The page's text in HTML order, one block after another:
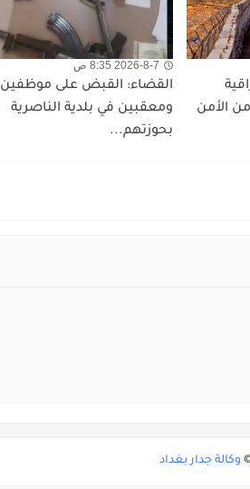
الأمن
2026-8-7 8:35 ص
القضاء: القبض على موظفين
ومعقبين في بلدية الناصرية
بحوزتهم...
وكالة جدار بغداد